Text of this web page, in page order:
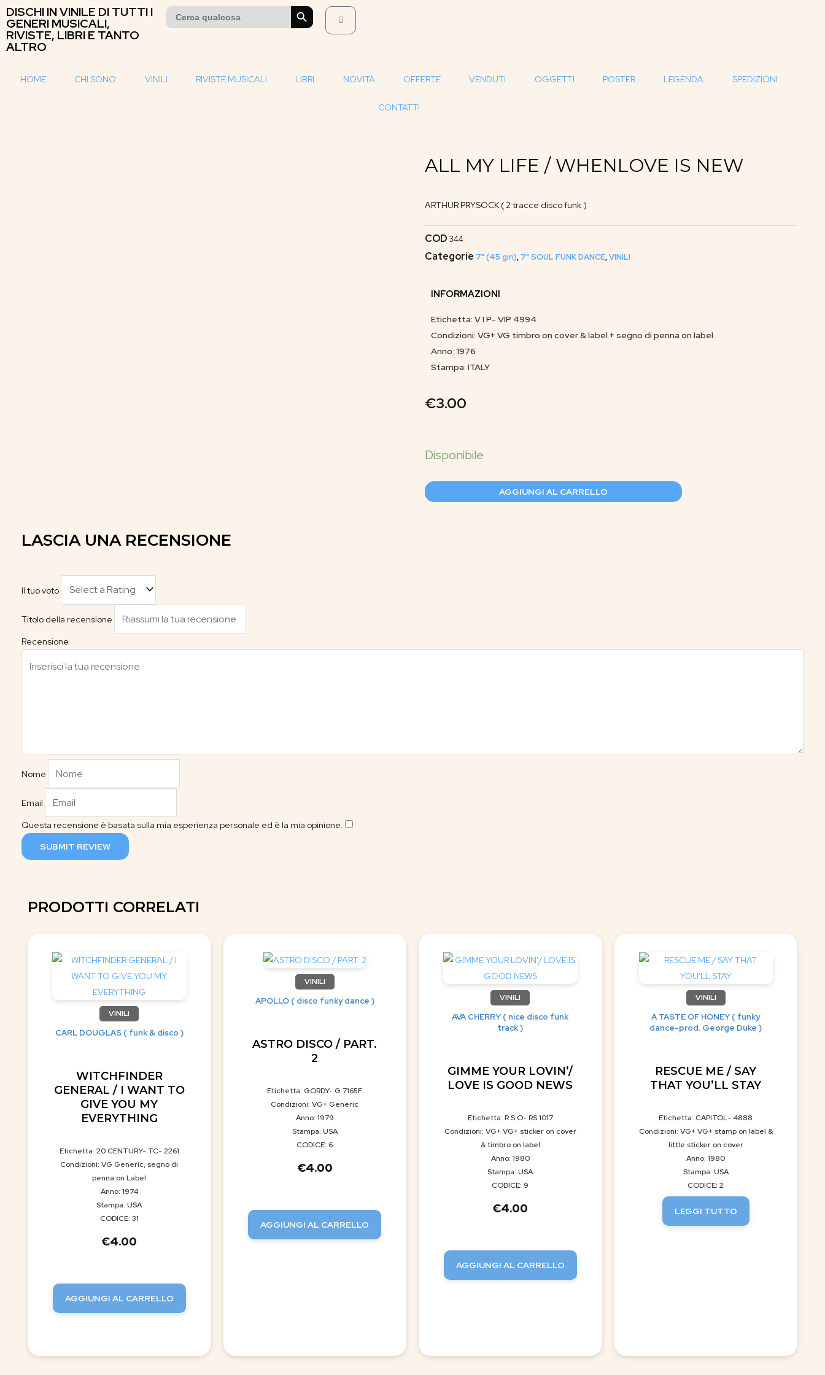
DISCHI IN VINILE DI TUTTI I
GENERI MUSICALI,
RIVISTE, LIBRI E TANTO
ALTRO
Search
for:
SEARCH BUTTON
HOME CHI SONO VINILI RIVISTE MUSICALI LIBRI NOVITÀ OFFERTE VENDUTI OGGETTI POSTER LEGENDA SPEDIZIONI
CONTATTI
ALL MY LIFE / WHENLOVE IS NEW
ARTHUR PRYSOCK ( 2 tracce disco funk )
COD 344
Categorie 7" (45 giri), 7" SOUL FUNK DANCE,VINILI
INFORMAZIONI
Etichetta: V I P- VIP 4994
Condizioni: VG+ VG timbro on cover & label + segno di penna on label
Anno: 1976
Stampa: ITALY
€3.00
AGGIUNGI AL CARRELLO
LASCIA UNA RECENSIONE
Il tuo voto
Titolo della recensione
Recensione
Nome
Email
Questa recensione è basata sulla mia esperienza personale ed è la mia opinione.
SUBMIT REVIEW
PRODOTTI CORRELATI
VINILI
CARL DOUGLAS ( funk & disco )
WITCHFINDER
GENERAL / I WANT TO
GIVE YOU MY
EVERYTHING
Etichetta: 20 CENTURY- TC- 2261
Condizioni: VG Generic, segno di
penna on Label
Anno: 1974
Stampa: USA
CODICE: 31
€4.00
AGGIUNGI AL CARRELLO
VINILI
APOLLO ( disco funky dance )
ASTRO DISCO / PART.
2
Etichetta: GORDY- G 7165F
Condizioni: VG+ Generic
Anno: 1979
Stampa: USA
CODICE: 6
€4.00
AGGIUNGI AL CARRELLO
VINILI
AVA CHERRY ( nice disco funk
track )
GIMME YOUR LOVIN’/
LOVE IS GOOD NEWS
Etichetta: R S O- RS 1017
Condizioni: VG+ VG+ sticker on cover
& timbro on label
Anno: 1980
Stampa: USA
CODICE: 9
€4.00
AGGIUNGI AL CARRELLO
VINILI
A TASTE OF HONEY ( funky
dance-prod. George Duke )
RESCUE ME / SAY
THAT YOU’LL STAY
Etichetta: CAPITOL- 4888
Condizioni: VG+ VG+ stamp on label &
little sticker on cover
Anno: 1980
Stampa: USA
CODICE: 2
LEGGI TUTTO